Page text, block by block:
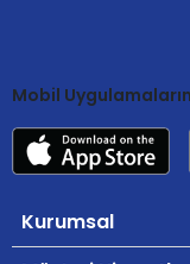
Mobil
Kurumsal